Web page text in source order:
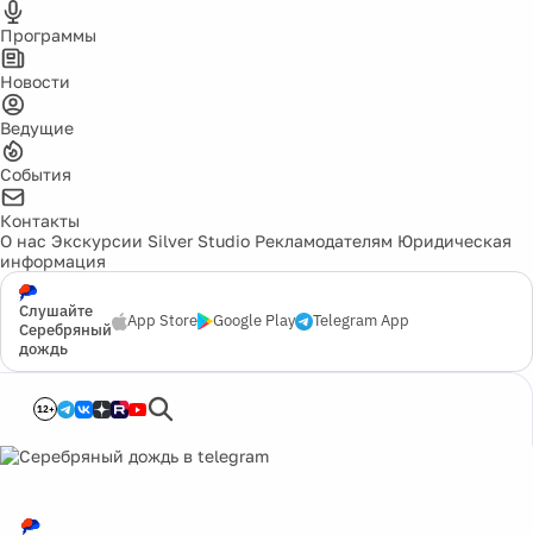
Программы
Новости
Ведущие
События
Контакты
О нас Экскурсии Silver Studio Рекламодателям Юридическая
информация
Слушайте
Серебряный
дождь
App Store Google Play Telegram App
12+